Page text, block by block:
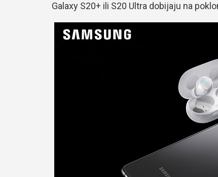
Galaxy S20+ ili S20 Ultra dobijaju na